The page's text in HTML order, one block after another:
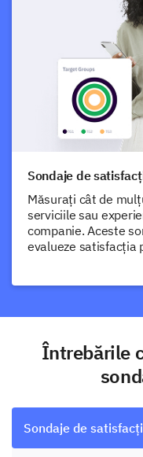
Sondaje de
Măsurați cât de
serviciile sau
companie. Aceste
evalueze satisfacția
Întrebările
Sondaje de